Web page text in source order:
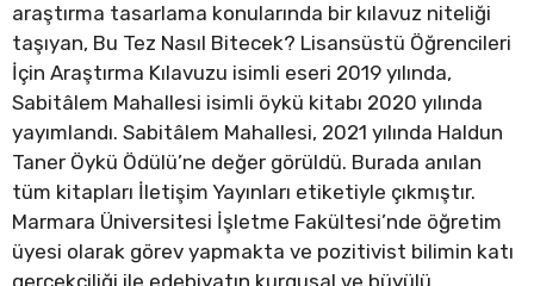
araştırma tasarlama konularında bir kılavuz niteliği
taşıyan, Bu Tez Nasıl Bitecek? Lisansüstü Öğrencileri
İçin Araştırma Kılavuzu isimli eseri 2019 yılında,
Sabitâlem Mahallesi isimli öykü kitabı 2020 yılında
yayımlandı. Sabitâlem Mahallesi, 2021 yılında Haldun
Taner Öykü Ödülü’ne değer görüldü. Burada anılan
tüm kitapları İletişim Yayınları etiketiyle çıkmıştır.
Marmara Üniversitesi İşletme Fakültesi’nde öğretim
üyesi olarak görev yapmakta ve pozitivist bilimin katı